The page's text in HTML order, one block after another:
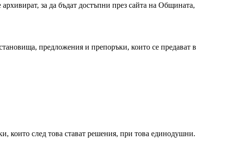
за да бъдат достъпни през сайта на Общината,
предложения и препоръки, които се предават в
които след това стават решения, при това единодушни.